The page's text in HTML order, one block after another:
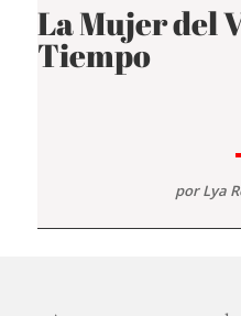
La Mujer del
Tiempo
porLya